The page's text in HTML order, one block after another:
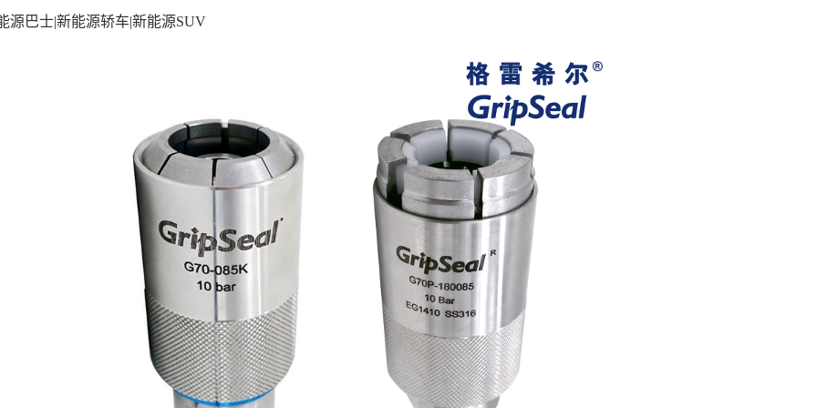
士|新能源轿车|新能源SUV